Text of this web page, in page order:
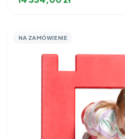
NA ZAMÓWIENIE